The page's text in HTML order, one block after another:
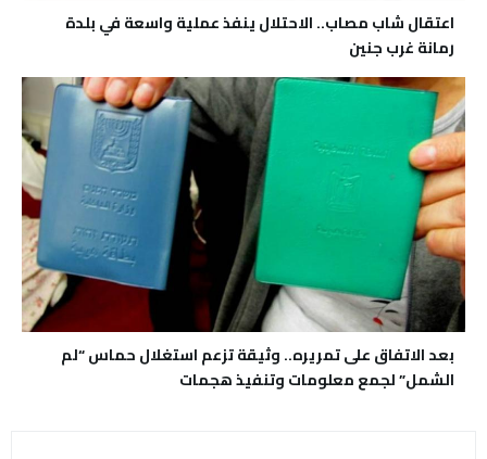
اعتقال شاب مصاب.. الاحتلال ينفذ عملية واسعة في بلدة
رمانة غرب جنين
بعد الاتفاق على تمريره.. وثيقة تزعم استغلال حماس “لم
الشمل” لجمع معلومات وتنفيذ هجمات